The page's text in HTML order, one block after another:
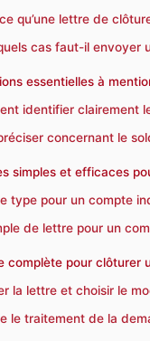
ce qu’une lettre de
cas faut-il envoyer
essentielles à
identifier clairement
concernant le
simples et efficaces
type pour un compte
de lettre pour un
complète pour clôturer
la lettre et choisir le
le traitement de la